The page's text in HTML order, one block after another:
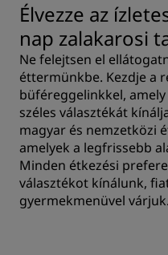
Élvezze az
nap zalakarosi
Ne felejtsen el
éttermünkbe. Kezdje a
büféreggelinkkel,
széles választékát
magyar és nemzetközi
amelyek a legfrissebb
Minden étkezési
választékot kínálunk,
gyermekmenüvel várjuk.